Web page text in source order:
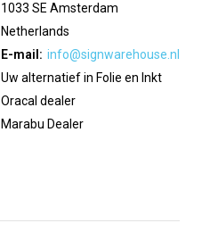
1033 SE Amsterdam
Netherlands
E-mail: info@signwarehouse.nl
Uw alternatief in Folie en Inkt
Oracal dealer
Marabu Dealer